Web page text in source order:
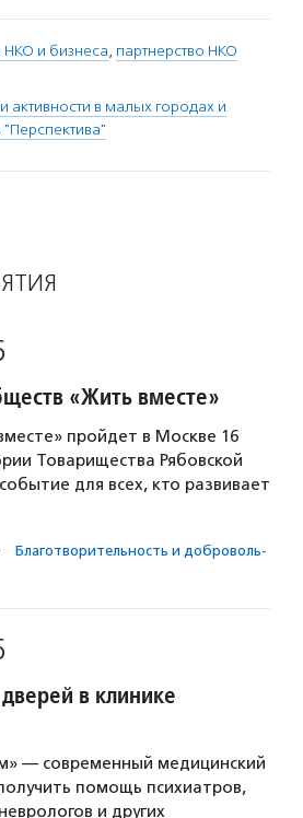
НКО и бизнеса, партнерство НКО
в малых городах и
"Перспектива"
«Жить вместе»
пройдет в Москве 16
Товарищества Рябовской
для всех, кто развивает
· Благотвори­тель­ность и доброволь­
в клинике
— современный медицинский
помощь психиатров,
и других